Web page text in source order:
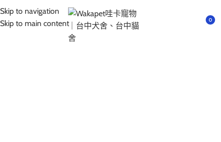
Skip to navigation
Skip to main content
互動請先預約｜以免撲空、造成誤會與不便!
選單
0